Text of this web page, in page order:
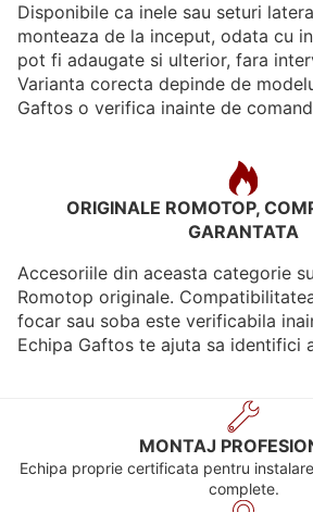
Disponibile ca inele sau seturi
monteaza de la inceput, odata cu
pot fi adaugate si ulterior, fara
Varianta corecta depinde de
Gaftos o verifica inainte de
ORIGINALE ROMOTOP,
GARANTATA
Accesoriile din aceasta categorie
Romotop originale.
focar sau soba este verificabila
Echipa Gaftos te ajuta sa identifici
MONTAJ
Echipa proprie certificata pentru
complete.